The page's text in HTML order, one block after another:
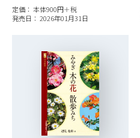
定価： 本体900円＋税
発売日： 2026年01月31日